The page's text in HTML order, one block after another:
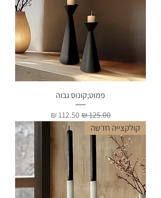
פמוט;קונוס גבוה
מחיר רגיל‏125.00 ‏₪ מחיר מבצע
קולקצייה חדשה